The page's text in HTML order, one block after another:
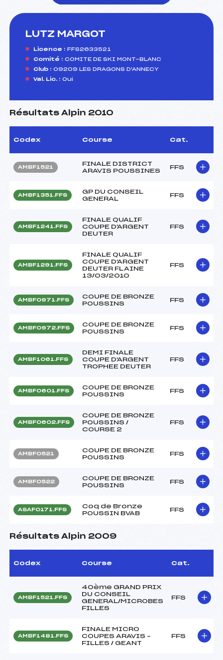
LUTZ MARGOT
Licence : FFS2633521
Comité : COMITE DE SKI MONT-BLANC
Club : 09209 LES DRAGONS D'ANNECY
Val. Lic. : Oui
Résultats Alpin 2010
Codex Course Cat.
AMBF1521
FINALE DISTRICT
ARAVIS POUSSINES
FFS
AMBF1351.FFS
GP DU CONSEIL
GENERAL
FFS
AMBF1241.FFS
FINALE QUALIF
COUPE D'ARGENT
DEUTER
FFS
AMBF1291.FFS
FINALE QUALIF
COUPE D'ARGENT
DEUTER FLAINE
13/03/2010
FFS
AMBF0971.FFS
COUPE DE BRONZE
POUSSINS
FFS
AMBF0972.FFS
COUPE DE BRONZE
POUSSINS
FFS
AMBF1061.FFS
DEMI FINALE
COUPE D'ARGENT
TROPHEE DEUTER
FFS
AMBF0601.FFS
COUPE DE BRONZE
POUSSINS
FFS
AMBF0602.FFS
COUPE DE BRONZE
POUSSINS /
COURSE 2
FFS
AMBF0521
COUPE DE BRONZE
POUSSINS
FFS
AMBF0522
COUPE DE BRONZE
POUSSINS
FFS
ASAF0171.FFS
Coq de Bronze
POUSSIN BVAB
FFS
Résultats Alpin 2009
Codex Course Cat.
AMBF1521.FFS
40ème GRAND PRIX
DU CONSEIL
GENERAL/MICROBES
FILLES
FFS
AMBF1481.FFS
FINALE MICRO
COUPES ARAVIS –
FILLES / GEANT
FFS